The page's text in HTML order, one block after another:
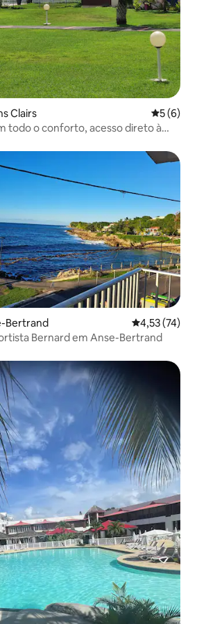
Clairs 5 de
5 (6)
todo o conforto, acesso direto à
Bertrand 4,53 de uma
4,53 (74)
Bernard em Anse-Bertrand